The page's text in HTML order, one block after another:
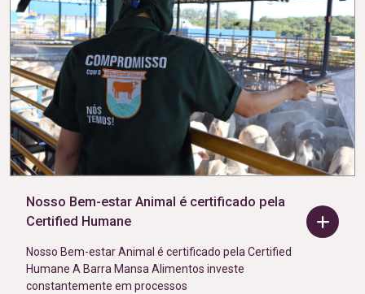
Nosso Bem-estar Animal é certificado pela
Certified Humane
Nosso Bem-estar Animal é certificado pela Certified
Humane A Barra Mansa Alimentos investe
constantemente em processos